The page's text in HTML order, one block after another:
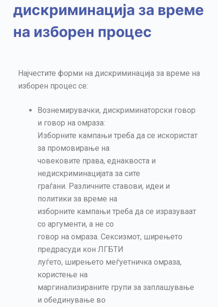
дискриминација за време
на изборен процес
Најчестите форми на дискриминација за време на
изборен процес се:
Вознемирувачки, дискриминаторски говор
и говор на омраза:
Изборните кампањи треба да се искористат
за промовирање на
човековите права, еднаквостa и
недискриминацијата за сите
граѓани. Различните ставови, идеи и
политики за време на
изборните кампањи треба да се изразуваат
со аргументи, а не со
говор на омраза. Сексизмот, ширењето
предрасуди кон ЛГБТИ
луѓето, ширењето меѓуетничка омраза,
користење на
маргинализираните групи за заплашување
и обединување во